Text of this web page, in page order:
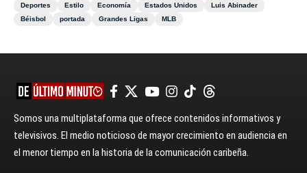
Deportes
Estilo Economía Estados Unidos
Luis Abinader
Béisbol
portada Grandes Ligas MLB
Somos una multiplataforma que ofrece contenidos informativos y
televisivos. El medio noticioso de mayor crecimiento en audiencia en
el menor tiempo en la historia de la comunicación caribeña.